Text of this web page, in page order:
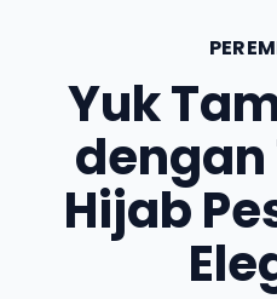
Yuk
Hijab